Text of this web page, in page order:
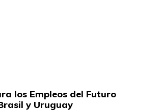
los Empleos del Futuro
y Uruguay